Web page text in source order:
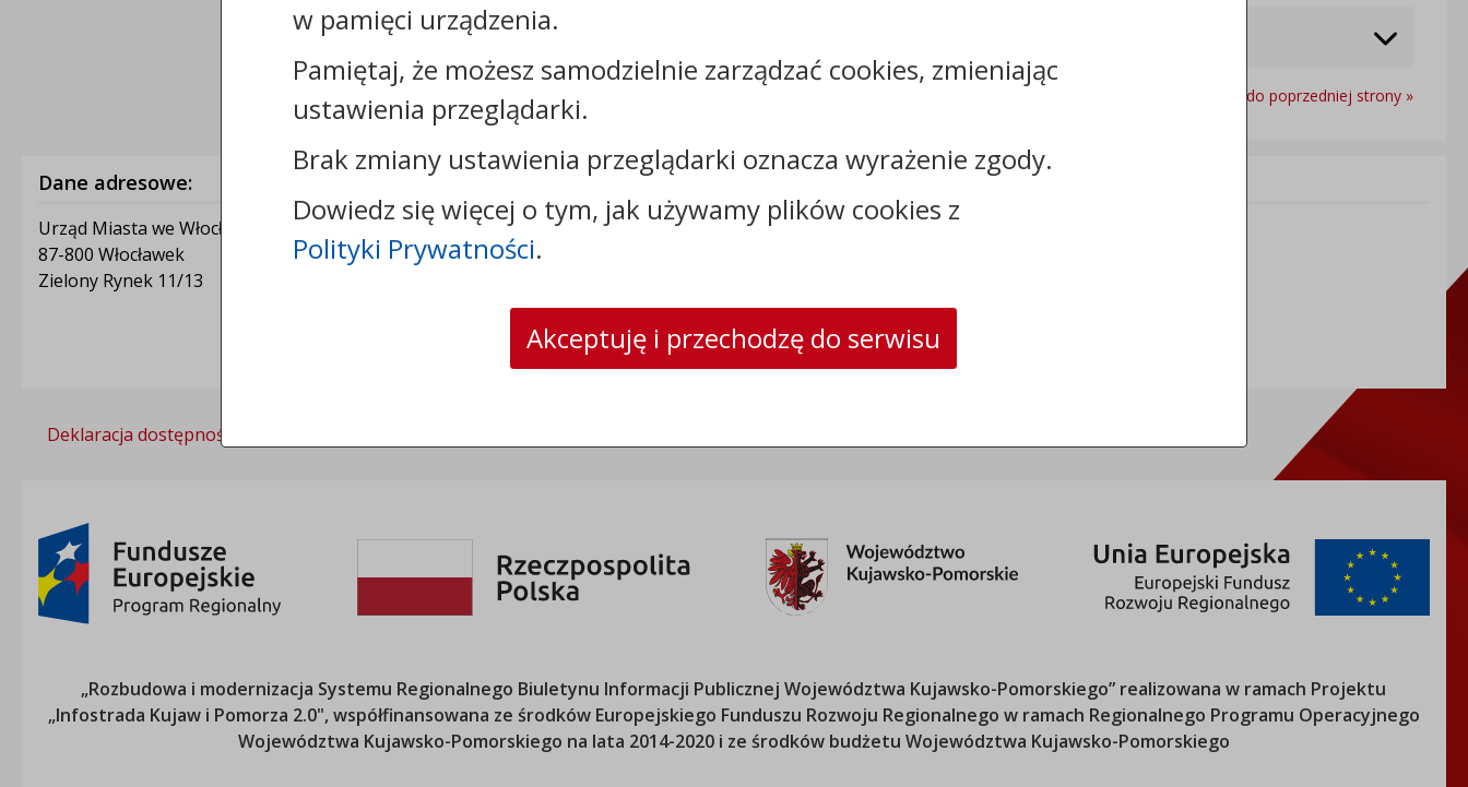
Rejestr zmian
Powrót do poprzedniej strony »
Dane adresowe:
Urząd Miasta we Włocławku
87-800 Włocławek
Zielony Rynek 11/13
Kontakt:
tel.:
+48544144000
faks: +48544144444
skrytka ePUAP: /umwloclawek/SkrytkaESP lub
/umwloclawek/skrytka
strona www:
wloclawek.eu
Informacje dodatkowe:
Deklaracja dostępności
„Rozbudowa i modernizacja Systemu Regionalnego Biuletynu Informacji PublicznejWojewództwa Kujawsko-Pomorskiego” realizowana w ramach Projektu
„Infostrada Kujaw i Pomorza 2.0", współfinansowana ze środków Europejskiego Funduszu Rozwoju Regionalnego w ramach Regionalnego Programu Operacyjnego
Województwa Kujawsko-Pomorskiego na lata 2014-2020 i ze środków budżetu Województwa Kujawsko-Pomorskiego
w pamięci urządzenia.
Pamiętaj, że możesz samodzielnie zarządzać cookies, zmieniając
ustawienia przeglądarki.
Brak zmiany ustawienia przeglądarki oznacza wyrażenie zgody.
Dowiedz się więcej o tym, jak używamy plików cookies z
Polityki Prywatności.
Akceptuję i przechodzę do serwisu